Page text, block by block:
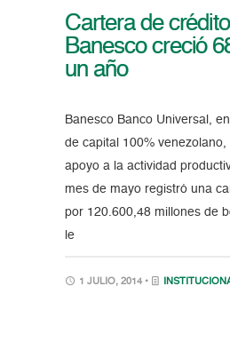
Cartera de
Banesco creció
un año
Banesco Banco Universal,
de capital 100% venezolano,
apoyo a la actividad
mes de mayo registró una
por 120.600,48 millones de
le
1 JULIO, 2014 •